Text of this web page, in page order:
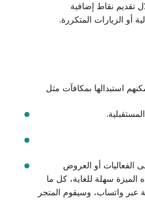
تقديم نقاط إضافية
أو الزيارات المتكررة.
استبدالها بمكافآت مثل
الفعاليات أو العروض
الميزة سهلة للغاية، كل ما
عبر واتساب، وسيقوم المتجر